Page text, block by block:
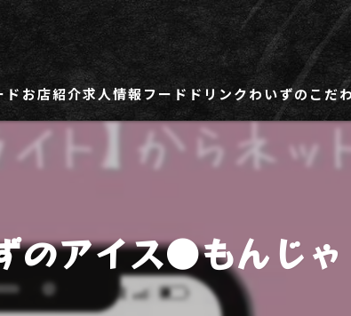
ド お店紹介
わいず熊谷店
わいず春日部店
求人情報
社員用求人ページ
フード ドリンクわいずのこだ
のアイス●もんじゃ